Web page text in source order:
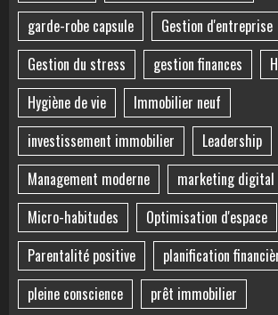
garde-robe capsule
Gestion d'entreprise
Gestion du stress
gestion finances
Hygiène de vie
Immobilier neuf
investissement immobilier
Leadership
Management moderne
marketing digital
Micro-habitudes
Optimisation d'espace
Parentalité positive
planification
pleine conscience
prêt immobilier